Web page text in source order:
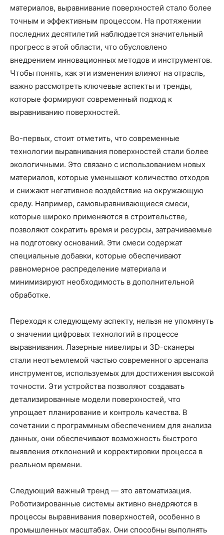
материалов, выравнивание поверхностей стало более
точным и эффективным процессом. На протяжении
последних десятилетий наблюдается значительный
прогресс в этой области, что обусловлено
внедрением инновационных методов и инструментов.
Чтобы понять, как эти изменения влияют на отрасль,
важно рассмотреть ключевые аспекты и тренды,
которые формируют современный подход к
выравниванию поверхностей.
Во-первых, стоит отметить, что современные
технологии выравнивания поверхностей стали более
экологичными. Это связано с использованием новых
материалов, которые уменьшают количество отходов
и снижают негативное воздействие на окружающую
среду. Например, самовыравнивающиеся смеси,
которые широко применяются в строительстве,
позволяют сократить время и ресурсы, затрачиваемые
на подготовку оснований. Эти смеси содержат
специальные добавки, которые обеспечивают
равномерное распределение материала и
минимизируют необходимость в дополнительной
обработке.
Переходя к следующему аспекту, нельзя не упомянуть
о значении цифровых технологий в процессе
выравнивания. Лазерные нивелиры и 3D-сканеры
стали неотъемлемой частью современного арсенала
инструментов, используемых для достижения высокой
точности. Эти устройства позволяют создавать
детализированные модели поверхностей, что
упрощает планирование и контроль качества. В
сочетании с программным обеспечением для анализа
данных, они обеспечивают возможность быстрого
выявления отклонений и корректировки процесса в
реальном времени.
Следующий важный тренд — это автоматизация.
Роботизированные системы активно внедряются в
процессы выравнивания поверхностей, особенно в
промышленных масштабах. Они способны выполнять